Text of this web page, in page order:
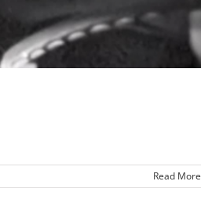
Read More